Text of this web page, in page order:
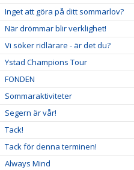
Inget att göra på ditt sommarlov?
När drömmar blir verklighet!
Vi söker ridlärare - är det du?
Ystad Champions Tour
FONDEN
Sommaraktiviteter
Segern är vår!
Tack!
Tack för denna terminen!
Always Mind